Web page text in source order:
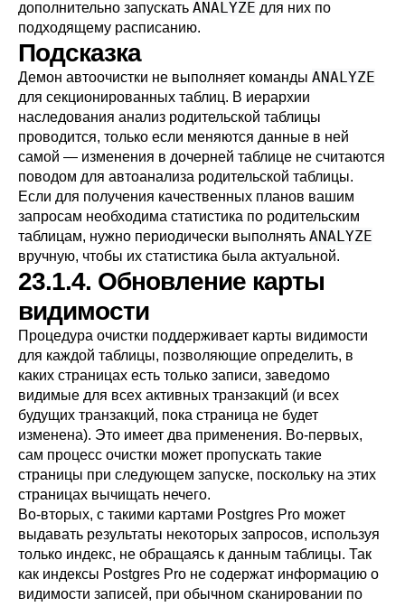
дополнительно запускать ANALYZE для них по
подходящему расписанию.
Подсказка
Демон автоочистки не выполняет команды ANALYZE
для секционированных таблиц. В иерархии
наследования анализ родительской таблицы
проводится, только если меняются данные в ней
самой — изменения в дочерней таблице не считаются
поводом для автоанализа родительской таблицы.
Если для получения качественных планов вашим
запросам необходима статистика по родительским
таблицам, нужно периодически выполнять ANALYZE
вручную, чтобы их статистика была актуальной.
23.1.4. Обновление карты
видимости
Процедура очистки поддерживает карты видимости
для каждой таблицы, позволяющие определить, в
каких страницах есть только записи, заведомо
видимые для всех активных транзакций (и всех
будущих транзакций, пока страница не будет
изменена). Это имеет два применения. Во-первых,
сам процесс очистки может пропускать такие
страницы при следующем запуске, поскольку на этих
страницах вычищать нечего.
Во-вторых, с такими картами Postgres Pro может
выдавать результаты некоторых запросов, используя
только индекс, не обращаясь к данным таблицы. Так
как индексы Postgres Pro не содержат информацию о
видимости записей, при обычном сканировании по